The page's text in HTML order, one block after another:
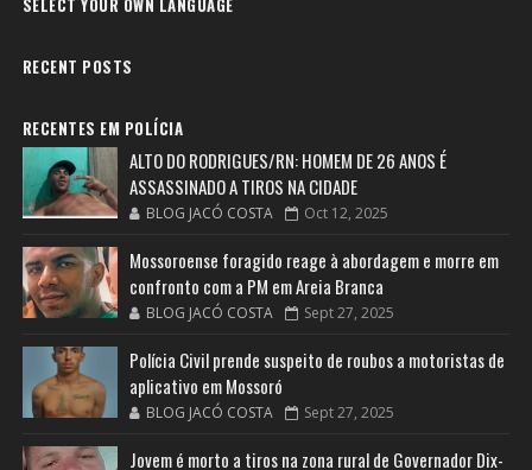
RECENT POSTS
RECENTES EM POLÍCIA
ALTO DO RODRIGUES/RN: HOMEM DE 26 ANOS É
ASSASSINADO A TIROS NA CIDADE
BLOG JACÓ COSTA Oct 12, 2025
Mossoroense foragido reage à abordagem e morre em
confronto com a PM em Areia Branca
BLOG JACÓ COSTA Sept 27, 2025
Polícia Civil prende suspeito de roubos a motoristas de
aplicativo em Mossoró
BLOG JACÓ COSTA Sept 27, 2025
Jovem é morto a tiros na zona rural de Governador Dix-